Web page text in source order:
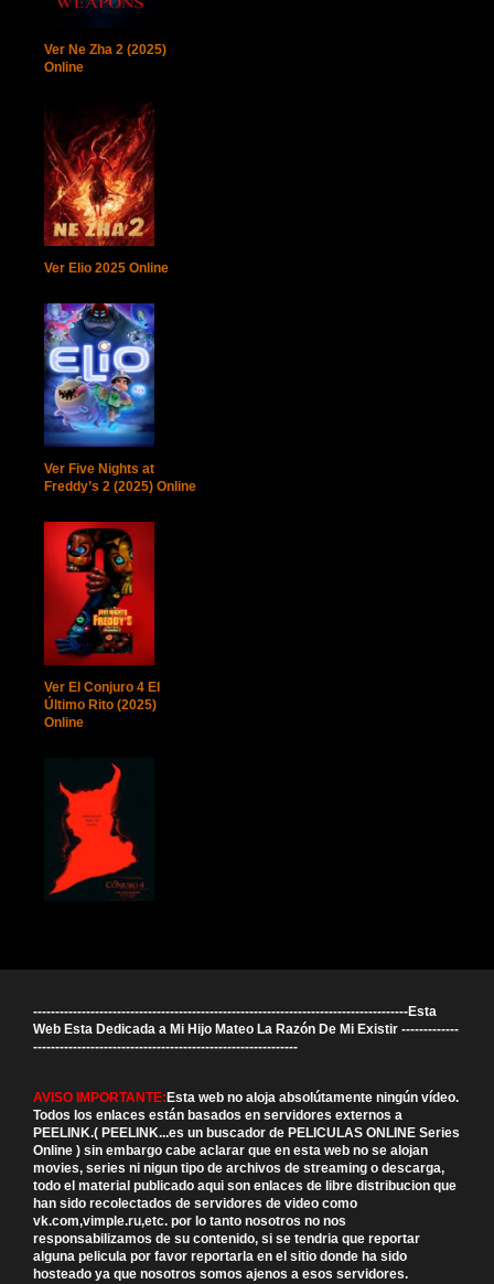
Ver Ne Zha 2 (2025)
Online
Ver Elio 2025 Online
Ver Five Nights at
Freddy’s 2 (2025) Online
Ver El Conjuro 4 El
Último Rito (2025)
Online
-------------------------------------------------------------------------------------Esta
Web Esta Dedicada a Mi Hijo Mateo La Razón De Mi Existir -------------
------------------------------------------------------------
AVISO IMPORTANTE:Esta web no aloja absolútamente ningún vídeo.
Todos los enlaces están basados en servidores externos a
PEELINK.( PEELINK...es un buscador de PELICULAS ONLINE Series
Online ) sin embargo cabe aclarar que en esta web no se alojan
movies, series ni nigun tipo de archivos de streaming o descarga,
todo el material publicado aqui son enlaces de libre distribucion que
han sido recolectados de servidores de video como
vk.com,vimple.ru,etc. por lo tanto nosotros no nos
responsabilizamos de su contenido, si se tendria que reportar
alguna pelicula por favor reportarla en el sitio donde ha sido
hosteado ya que nosotros somos ajenos a esos servidores.